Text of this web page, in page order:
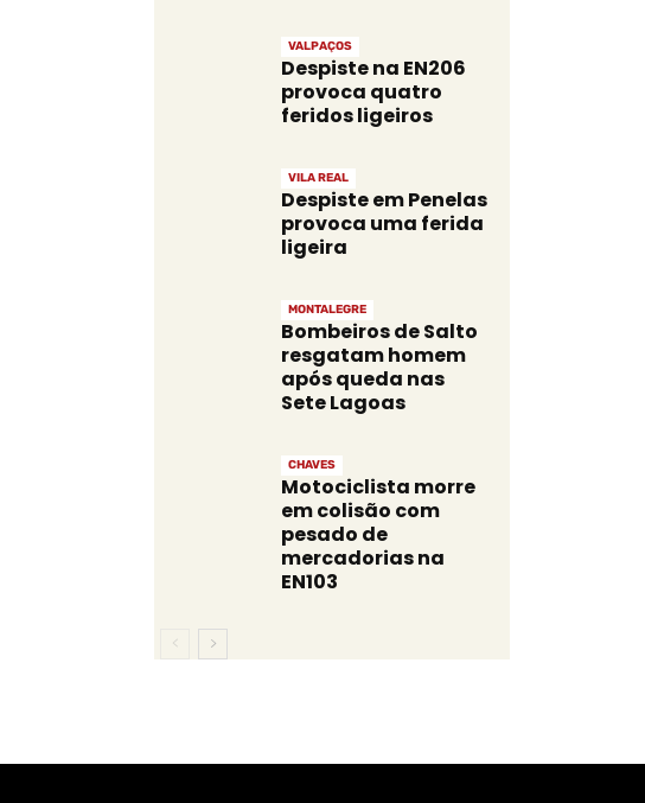
VALPAÇOS
Despiste na EN206
provoca quatro
feridos ligeiros
VILA REAL
Despiste em Penelas
provoca uma ferida
ligeira
MONTALEGRE
Bombeiros de Salto
resgatam homem
após queda nas
Sete Lagoas
CHAVES
Motociclista morre
em colisão com
pesado de
mercadorias na
EN103